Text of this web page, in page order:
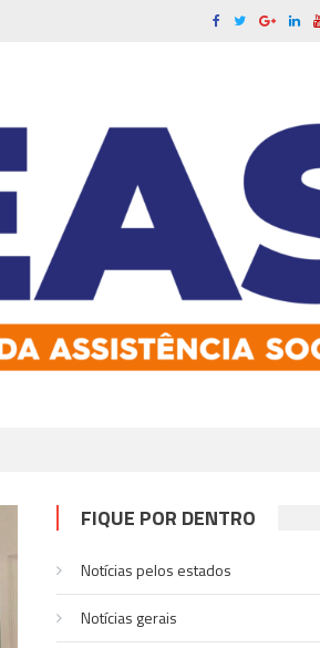
FIQUE POR DENTRO
Notícias pelos estados
Notí­cias gerais